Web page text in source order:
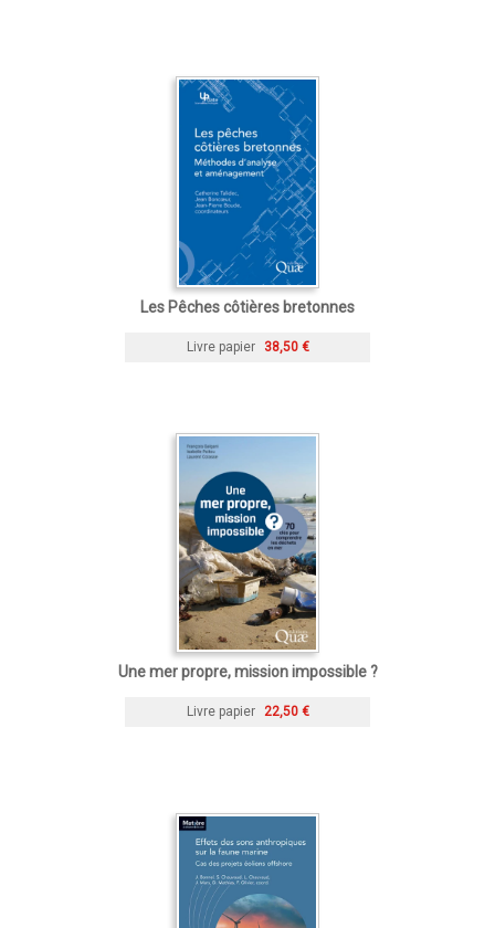
Les Pêches côtières bretonnes
Livre papier 38,50 €
Une mer propre, mission impossible ?
Livre papier 22,50 €